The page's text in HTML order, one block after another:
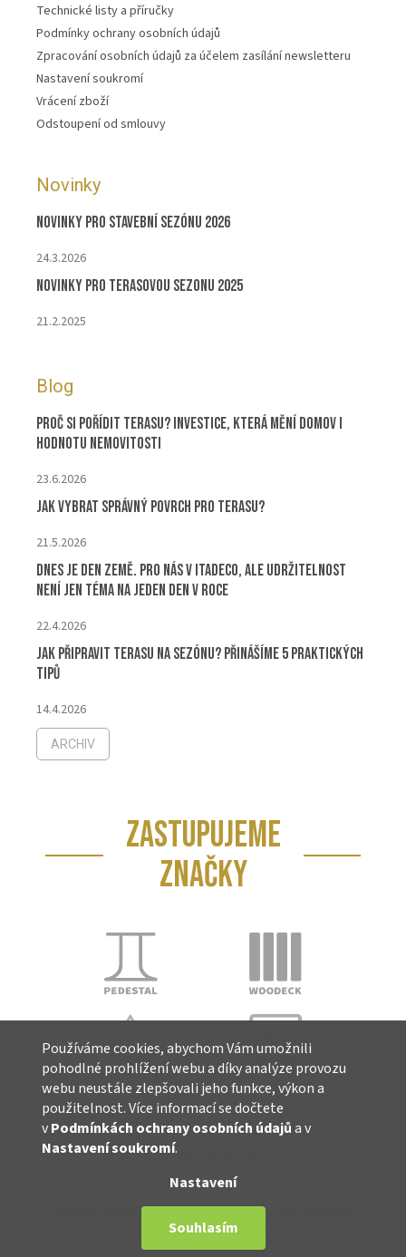
Používáme cookies, abychom Vám umožnili
pohodlné prohlížení webu a díky analýze provozu
webu neustále zlepšovali jeho funkce, výkon a
použitelnost. Více informací se dočtete
vPodmínkách ochrany osobních údajůa v
Nastavení soukromí.
Nastavení
Souhlasím
Technické listy a příručky
Podmínky ochrany osobních údajů
Zpracování osobních údajů za účelem zasílání newsletteru
Nastavení soukromí
Vrácení zboží
Odstoupení od smlouvy
Novinky
Novinky pro stavební sezónu 2026
24.3.2026
Novinky pro terasovou sezonu 2025
21.2.2025
Blog
Proč si pořídit terasu? Investice, která mění domov i
hodnotu nemovitosti
23.6.2026
Jak vybrat správný povrch pro terasu?
21.5.2026
Dnes je Den Země. Pro nás v ITADECO, ale udržitelnost
není jen téma na jeden den v roce
22.4.2026
Jak připravit terasu na sezónu? Přinášíme 5 praktických
tipů
14.4.2026
ARCHIV
ZASTUPUJEME
ZNAČKY
Vytvořil Shoptet
ITADECO s.r.o.. Všechna práva vyhrazena.
Upravit nastavení cookies